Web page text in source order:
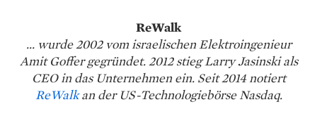
ReWalk
... wurde 2002 vom israelischen Elektroingenieur
Amit Goffer gegründet. 2012 stieg Larry Jasinski als
CEO in das Unternehmen ein. Seit 2014 notiert
ReWalkan der US-Technologiebörse Nasdaq.